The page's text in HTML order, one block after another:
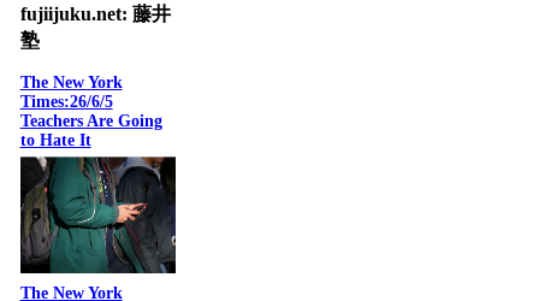
fujiijuku.net: 藤井
塾
The New York
Times:26/6/5
Teachers Are Going
to Hate It
The New York